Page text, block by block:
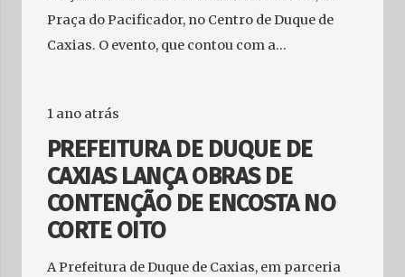
Praça do Pacificador, no Centro de Duque de
Caxias. O evento, que contou com a…
1 ano atrás
PREFEITURA DE DUQUE DE
CAXIAS LANÇA OBRAS DE
CONTENÇÃO DE ENCOSTA NO
CORTE OITO
A Prefeitura de Duque de Caxias, em parceria